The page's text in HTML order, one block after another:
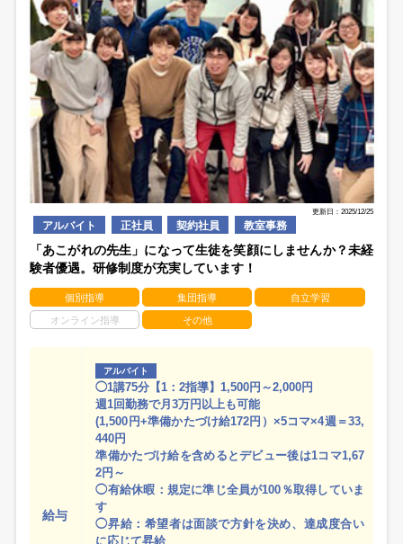
更新日：2025/12/25
アルバイト 正社員 契約社員 教室事務
「あこがれの先生」になって生徒を笑顔にしませんか？未経
験者優遇。研修制度が充実しています！
個別指導 集団指導 自立学習
オンライン指導 その他
給与
アルバイト
◯1講75分【1：2指導】1,500円～2,000円
週1回勤務で月3万円以上も可能
(1,500円+準備かたづけ給172円）×5コマ×4週＝33,
440円
準備かたづけ給を含めるとデビュー後は1コマ1,67
2円～
◯有給休暇：規定に準じ全員が100％取得していま
す
◯昇給：希望者は面談で方針を決め、達成度合い
に応じて昇給